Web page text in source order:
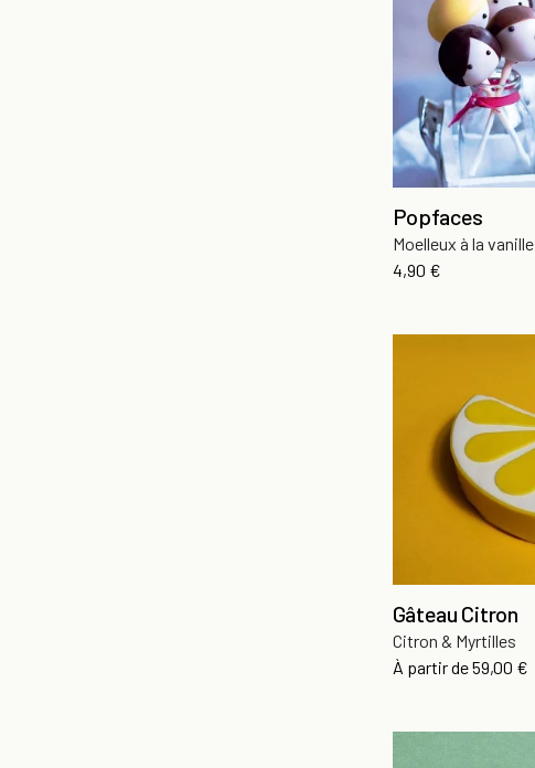
Popfaces
Moelleux à la vanille
Prix
4,90 €
Gâteau Citron
Citron & Myrtilles
À partir dePrix
59,00 €